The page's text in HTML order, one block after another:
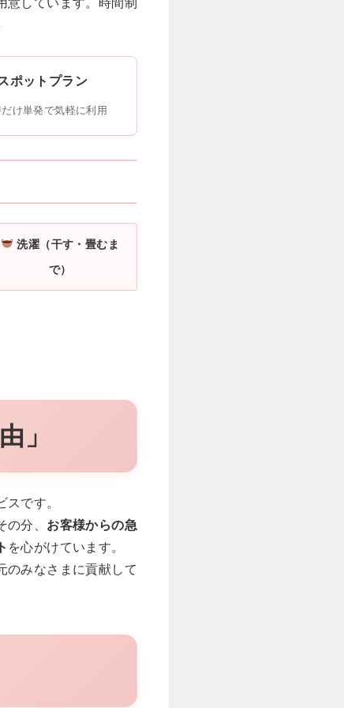
意しています。時間制
ポットプラン
け単発で気軽に利用
洗濯（干す・畳むま
で）
」
です。
分、 お客様からの急
を心がけています。
のみなさまに貢献して